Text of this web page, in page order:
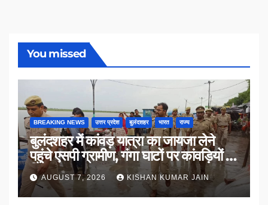
You missed
BREAKING NEWS उत्तर प्रदेश बुलंदशहर भारत राज्य
बुलंदशहर में कांवड़ यात्रा का जायजा लेने
पहुंचे एसपी ग्रामीण, गंगा घाटों पर कांवड़ियों से
किया संवाद
AUGUST 7, 2026 KISHAN KUMAR JAIN